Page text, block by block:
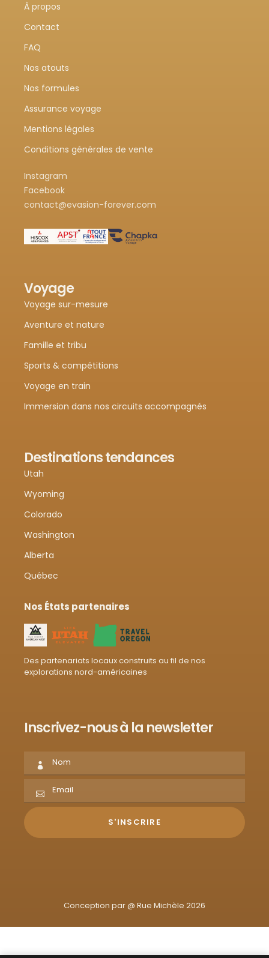
À propos
Contact
FAQ
Nos atouts
Nos formules
Assurance voyage
Mentions légales
Conditions générales de vente
Instagram
Facebook
contact@evasion-forever.com
Voyage
Voyage sur-mesure
Aventure et nature
Famille et tribu
Sports & compétitions
Voyage en train
Immersion dans nos circuits accompagnés
Destinations tendances
Utah
Wyoming
Colorado
Washington
Alberta
Québec
Nos États partenaires
Des partenariats locaux construits au fil de nos
explorations nord-américaines
Inscrivez-nous à la newsletter
Conception par @ Rue Michèle 2026